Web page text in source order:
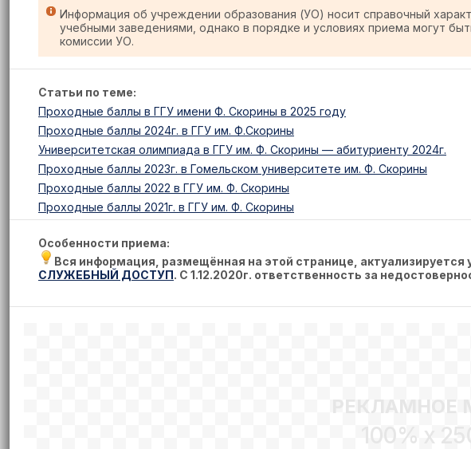
Информация об учреждении образования (УО) носит справочный
учебными заведениями, однако в порядке и условиях приема могут
комиссии УО.
Статьи по теме:
Проходные баллы в ГГУ имени Ф. Скорины в 2025 году
Проходные баллы 2024г. в ГГУ им. Ф.Скорины
Университетская олимпиада в ГГУ им. Ф. Скорины — абитуриенту 2024г.
Проходные баллы 2023г. в Гомельском университете им. Ф. Скорины
Проходные баллы 2022 в ГГУ им. Ф. Скорины
Проходные баллы 2021г. в ГГУ им. Ф. Скорины
Особенности приема:
Вся информация, размещённая на этой странице,
СЛУЖЕБНЫЙ ДОСТУП. С 1.12.2020г. ответственность за
РЕКЛАМНОЕ
100% x